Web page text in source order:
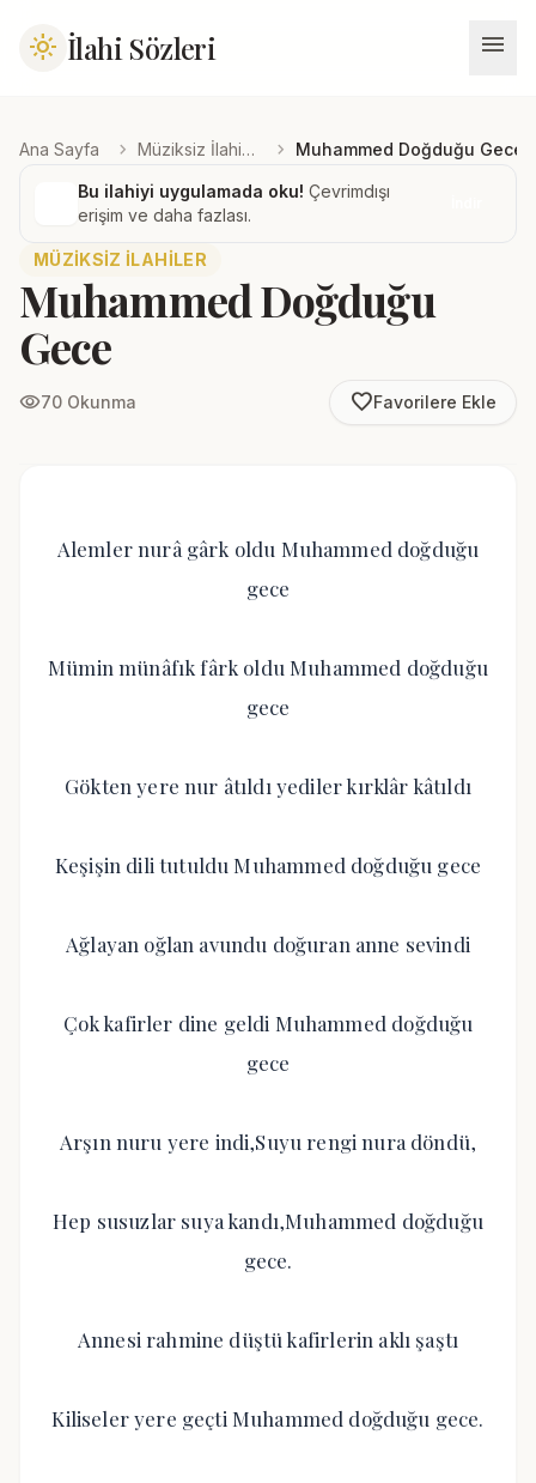
light_mode İlahi Sözleri menu
Ana Sayfa chevron_right Müziksiz İlahiler chevron_right Muhammed Doğduğu Gece
Bu ilahiyi uygulamada oku! Çevrimdışı
erişim ve daha fazlası.
MÜZIKSIZ İLAHILER
Muhammed Doğduğu
Gece
visibility70 Okunma favorite_borderFavorilere Ekle
Alemler nurâ gârk oldu Muhammed doğduğu
gece
Mümin münâfık fârk oldu Muhammed doğduğu
gece
Gökten yere nur âtıldı yediler kırklâr kâtıldı
Keşişin dili tutuldu Muhammed doğduğu gece
Ağlayan oğlan avundu doğuran anne sevindi
Çok kafirler dine geldi Muhammed doğduğu
gece
Arşın nuru yere indi,Suyu rengi nura döndü,
Hep susuzlar suya kandı,Muhammed doğduğu
gece.
Annesi rahmine düştü kafirlerin aklı şaştı
Kiliseler yere geçti Muhammed doğduğu gece.